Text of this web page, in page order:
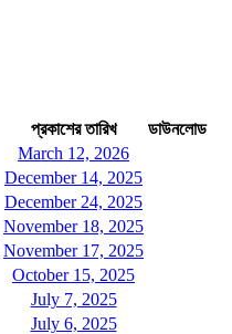
প্রকাশের তারিখ
ডাউনলোড
March 12, 2026
December 14, 2025
December 24, 2025
November 18, 2025
November 17, 2025
October 15, 2025
July 7, 2025
July 6, 2025